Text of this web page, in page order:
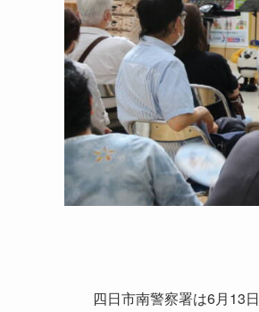
四日市南警察署は6月13